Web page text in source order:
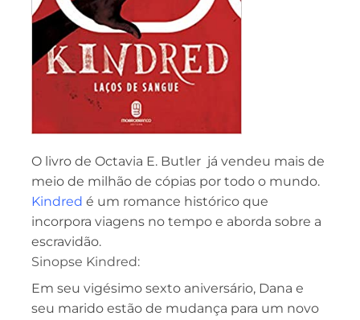
O livro de Octavia E. Butler já vendeu mais de
meio de milhão de cópias por todo o mundo.
Kindred é um romance histórico que
incorpora viagens no tempo e aborda sobre a
escravidão.
Sinopse Kindred:
Em seu vigésimo sexto aniversário, Dana e
seu marido estão de mudança para um novo